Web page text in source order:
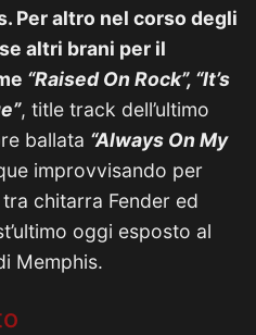
Per altro nel corso degli
altri brani per il
“Raised On Rock”, “It’s
, title track dell’ultimo
ballata “Always On My
improvvisando per
chitarra Fender ed
oggi esposto al
Memphis.